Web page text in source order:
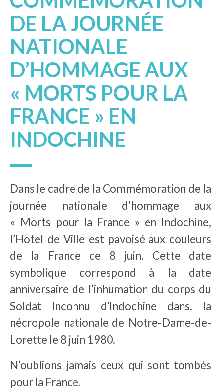
DE LA JOURNÉE
NATIONALE
D’HOMMAGE AUX
« MORTS POUR LA
FRANCE » EN
INDOCHINE
Dans le cadre de la Commémoration de la
journée nationale d’hommage aux
« Morts pour la France » en Indochine,
l’Hotel de Ville est pavoisé aux couleurs
de la France ce 8 juin. Cette date
symbolique correspond à la date
anniversaire de l’inhumation du corps du
Soldat Inconnu d’Indochine dans. la
nécropole nationale de Notre-Dame-de-
Lorette le 8 juin 1980.
N’oublions jamais ceux qui sont tombés
pour la France.